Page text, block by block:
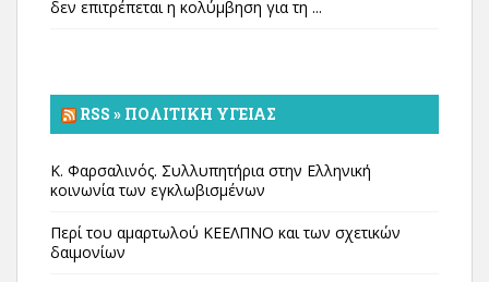
δεν επιτρέπεται η κολύμβηση για τη ...
RSS » ΠΟΛΙΤΙΚΉ ΥΓΕΊΑΣ
Κ. Φαρσαλινός. Συλλυπητήρια στην Ελληνική
κοινωνία των εγκλωβισμένων
Περί του αμαρτωλού ΚΕΕΛΠΝΟ και των σχετικών
δαιμονίων